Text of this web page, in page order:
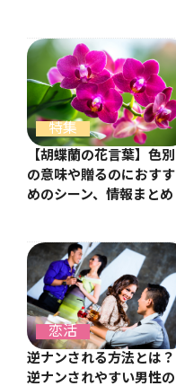
特集
【胡蝶蘭の花言葉】色別
の意味や贈るのにおすす
めのシーン、情報まとめ
恋活
逆ナンされる方法とは？
逆ナンされやすい男性の